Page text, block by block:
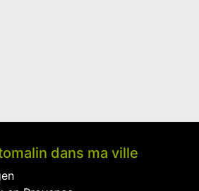
dans ma ville